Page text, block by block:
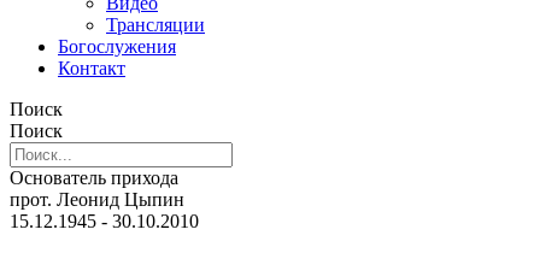
Трансляции
Богослужения
Контакт
Поиск
Поиск
Основатель прихода
прот. Леонид Цыпин
15.12.1945 - 30.10.2010